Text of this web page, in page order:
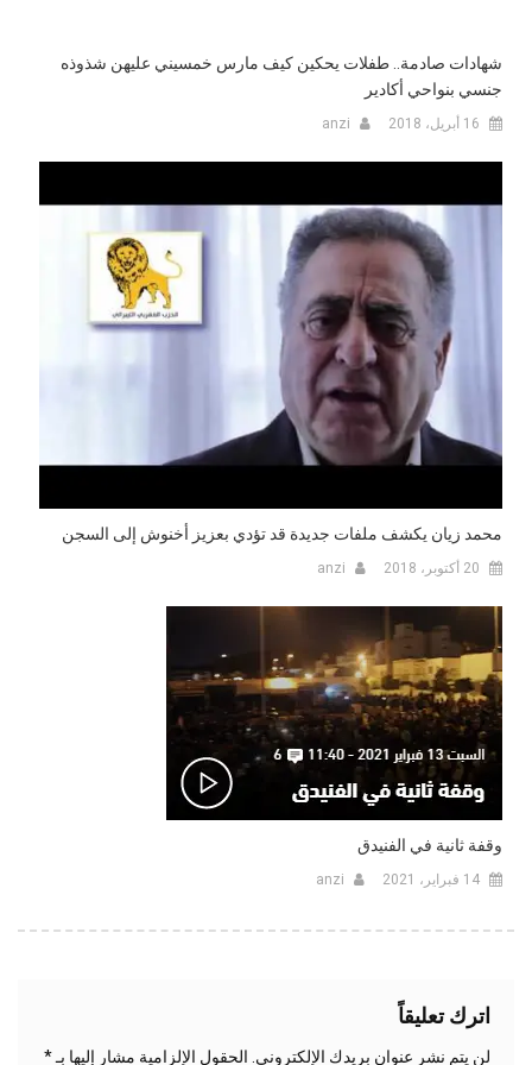
شهادات صادمة.. طفلات يحكين كيف مارس خمسيني عليهن شذوذه
جنسي بنواحي أكادير
16 أبريل، 2018 anzi
محمد زيان يكشف ملفات جديدة قد تؤدي بعزيز أخنوش إلى السجن
20 أكتوبر، 2018 anzi
وقفة ثانية في الفنيدق
14 فبراير، 2021 anzi
اترك تعليقاً
لن يتم نشر عنوان بريدك الإلكتروني. الحقول الإلزامية مشار إليها بـ*